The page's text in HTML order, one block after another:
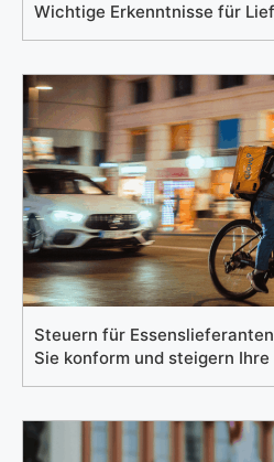
Wichtige Erkenntnisse für
Steuern für
Sie konform und steigern Ihre